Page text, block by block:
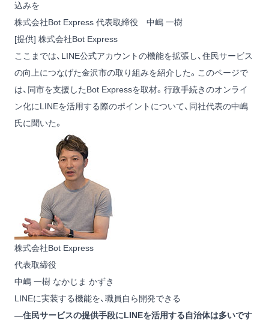
込みを
株式会社Bot Express 代表取締役 中嶋 一樹
[提供] 株式会社Bot Express
ここまでは、LINE公式アカウントの機能を拡張し、住民サービス
の向上につなげた金沢市の取り組みを紹介した。このページで
は、同市を支援したBot Expressを取材。行政手続きのオンライ
ン化にLINEを活用する際のポイントについて、同社代表の中嶋
氏に聞いた。
株式会社Bot Express
代表取締役
中嶋 一樹 なかじま かずき
LINEに実装する機能を、職員自ら開発できる
―住民サービスの提供手段にLINEを活用する自治体は多いです